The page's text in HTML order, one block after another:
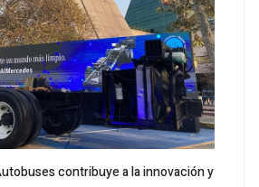
contribuye a la innovación y